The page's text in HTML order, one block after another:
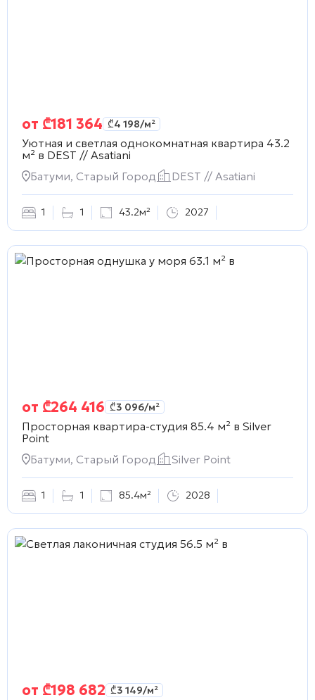
от ₾181 364 ₾4 198/м²
Уютная и светлая однокомнатная квартира 43.2
м² в DEST // Asatiani
Батуми, Старый Город
DEST // Asatiani
1 1 43.2м² 2027
от ₾264 416 ₾3 096/м²
Просторная квартира-студия 85.4 м² в Silver
Point
Батуми, Старый Город
Silver Point
1 1 85.4м² 2028
от ₾198 682 ₾3 149/м²